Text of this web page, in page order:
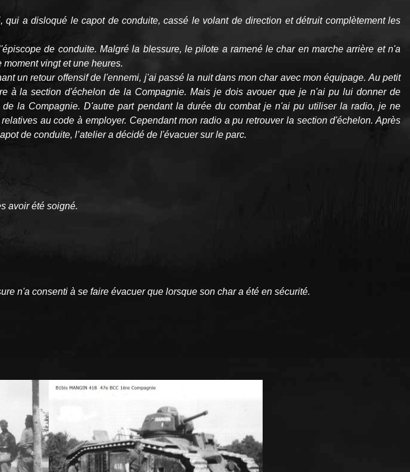
a disloqué le capot de conduite, cassé le volant de direction et détruit complètement les
de conduite. Malgré la blessure, le pilote a ramené le char en marche arrière et n'a
vingt et une heures.
un retour offensif de l'ennemi, j'ai passé la nuit dans mon char avec mon équipage. Au petit
à la section d'échelon de la Compagnie. Mais je dois avouer que je n'ai pu lui donner de
la Compagnie. D'autre part pendant la durée du combat je n'ai pu utiliser la radio, je ne
au code à employer. Cependant mon radio a pu retrouver la section d'échelon. Après
de conduite, l’atelier a décidé de l'évacuer sur le parc.
avoir été soigné.
n'a consenti à se faire évacuer que lorsque son char a été en sécurité.